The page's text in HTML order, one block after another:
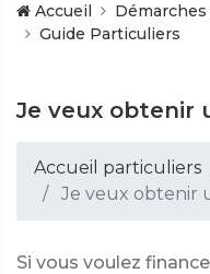
Accueil
Guide Particuliers
Je veux obtenir
Accueil particuliers
Je veux obtenir
Si vous voulez